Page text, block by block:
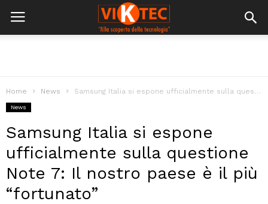
Home News Samsung Italia si espone ufficialmente sulla questione Note 7: Il nostro paese...
News
Samsung Italia si espone
ufficialmente sulla questione
Note 7: Il nostro paese è il più
“fortunato”